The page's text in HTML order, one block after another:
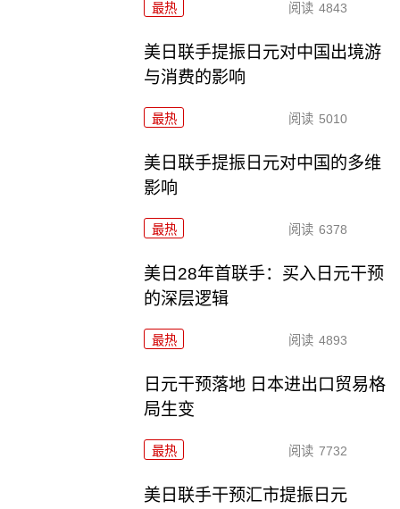
最热 阅读 4843
美日联手提振日元对中国出境游
与消费的影响
最热 阅读 5010
美日联手提振日元对中国的多维
影响
最热 阅读 6378
美日28年首联手：买入日元干预
的深层逻辑
最热 阅读 4893
日元干预落地 日本进出口贸易格
局生变
最热 阅读 7732
美日联手干预汇市提振日元